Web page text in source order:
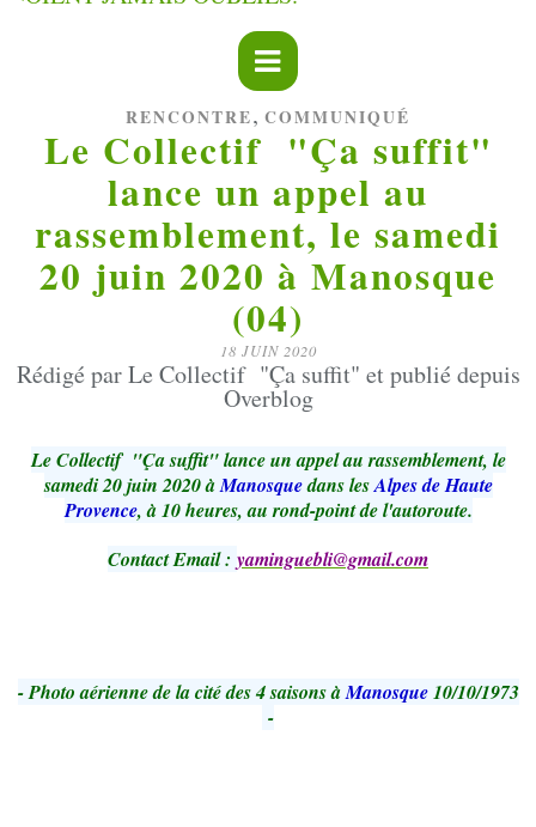
RENCONTRE, COMMUNIQUÉ
Le Collectif "Ça suffit"
lance un appel au
rassemblement, le samedi
20 juin 2020 à Manosque
(04)
18 JUIN 2020
Rédigé par Le Collectif "Ça suffit" et publié depuis
Overblog
Le Collectif "Ça suffit" lance un appel au rassemblement, le
samedi 20 juin 2020 àManosquedans lesAlpes de Haute
Provence, à 10 heures, au rond-point de l'autoroute.
Contact Email : yaminguebli@gmail.com
- Photo aérienne de la cité des 4 saisons àManosque10/10/1973
-